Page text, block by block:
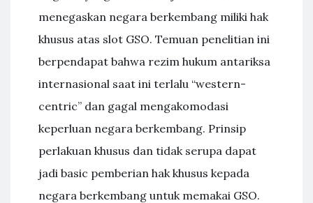
menegaskan negara berkembang miliki hak
khusus atas slot GSO. Temuan penelitian ini
berpendapat bahwa rezim hukum antariksa
internasional saat ini terlalu “western-
centric” dan gagal mengakomodasi
keperluan negara berkembang. Prinsip
perlakuan khusus dan tidak serupa dapat
jadi basic pemberian hak khusus kepada
negara berkembang untuk memakai GSO.